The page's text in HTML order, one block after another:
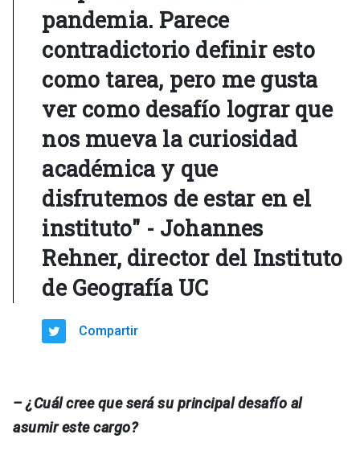
pandemia. Parece
contradictorio definir esto
como tarea, pero me gusta
ver como desafío lograr que
nos mueva la curiosidad
académica y que
disfrutemos de estar en el
instituto" - Johannes
Rehner, director del Instituto
de Geografía UC
Compartir
– ¿Cuál cree que será su principal desafío al
asumir este cargo?